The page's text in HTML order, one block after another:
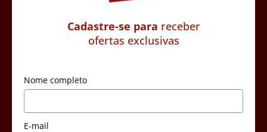
Cadastre-se para receber
ofertas exclusivas
Nome completo
E-mail